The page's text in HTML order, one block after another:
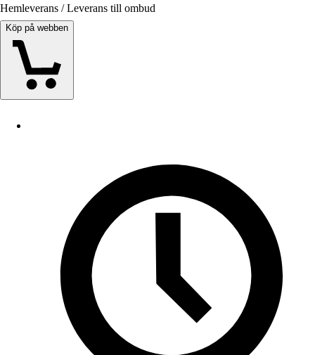
Hemleverans / Leverans till ombud
Köp på webben